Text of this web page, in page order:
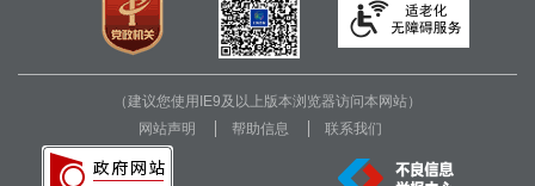
（建议您使用IE9及以上版本浏览器访问本网站）
网站声明
帮助信息 联系我们